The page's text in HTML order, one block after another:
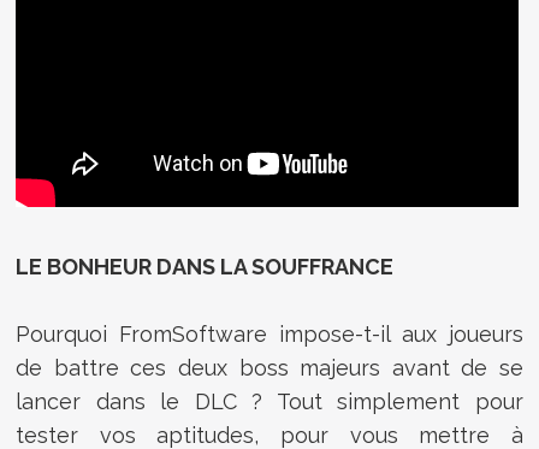
LE BONHEUR DANS LA SOUFFRANCE
Pourquoi FromSoftware impose-t-il aux joueurs
de battre ces deux boss majeurs avant de se
lancer dans le DLC ? Tout simplement pour
tester vos aptitudes, pour vous mettre à